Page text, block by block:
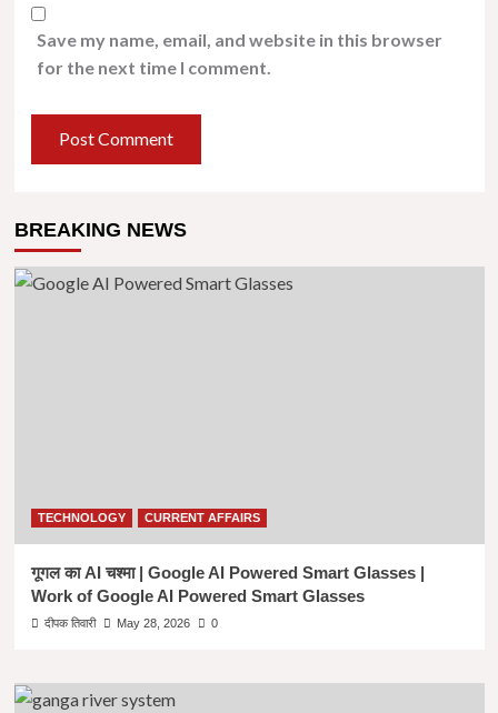
Save my name, email, and website in this browser
for the next time I comment.
BREAKING NEWS
TECHNOLOGY CURRENT AFFAIRS
गूगल का AI चश्मा | Google AI Powered Smart Glasses |
Work of Google AI Powered Smart Glasses
दीपक तिवारी May 28, 2026 0